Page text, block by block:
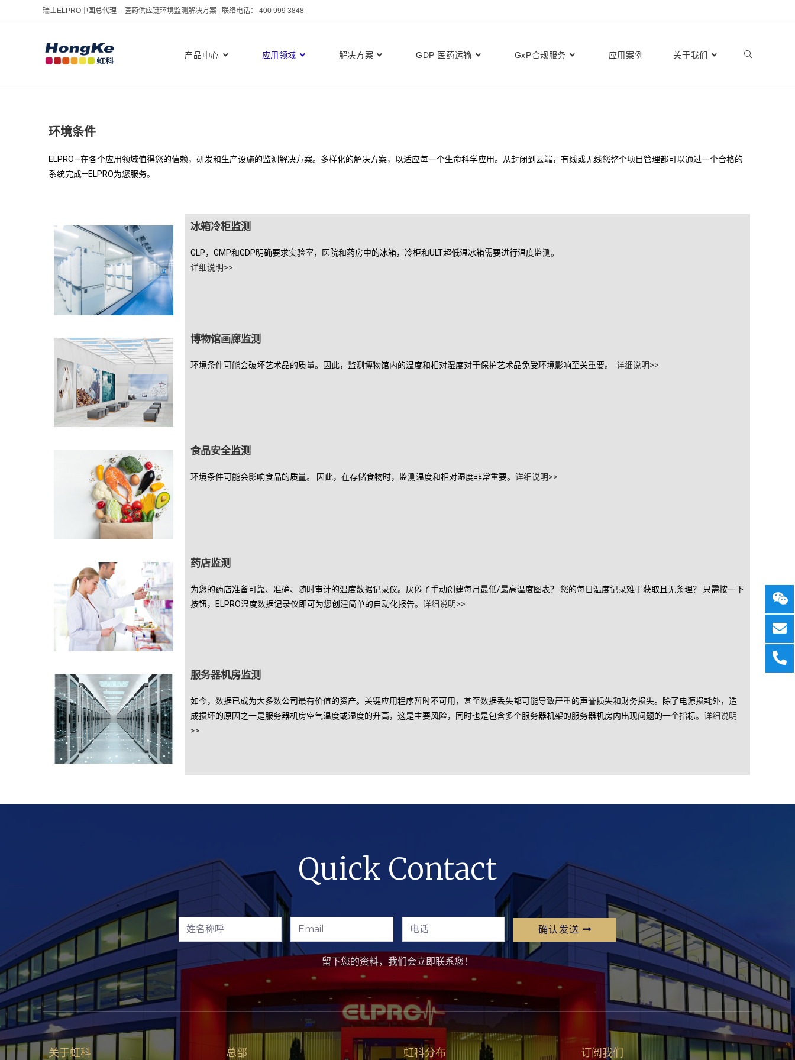
瑞士ELPRO中国总代理 – 医药供应链环境监测解决方案 | 联络电话： 400 999 3848
产品中心 应用领域 解决方案 GDP 医药运输 GxP合规服务 应用案例 关于我们
环境条件
ELPRO—在各个应用领域值得您的信赖，研发和生产设施的监测解决方案。多样化的解决方案，以适应每一个生命科学应用。从封闭到云端，有线或无线您整个项目管理都可以通过一个合格的
系统完成—ELPRO为您服务。
冰箱冷柜监测
GLP，GMP和GDP明确要求实验室，医院和药房中的冰箱，冷柜和ULT超低温冰箱需要进行温度监测。
详细说明>>
博物馆画廊监测
环境条件可能会破坏艺术品的质量。因此，监测博物馆内的温度和相对湿度对于保护艺术品免受环境影响至关重要。 详细说明>>
食品安全监测
环境条件可能会影响食品的质量。 因此，在存储食物时，监测温度和相对湿度非常重要。 详细说明>>
药店监测
为您的药店准备可靠、准确、随时审计的温度数据记录仪。厌倦了手动创建每月最低/最高温度图表？ 您的每日温度记录难于获取且无条理？ 只需按一下
按钮，ELPRO温度数据记录仪即可为您创建简单的自动化报告。 详细说明>>
服务器机房监测
如今，数据已成为大多数公司最有价值的资产。关键应用程序暂时不可用，甚至数据丢失都可能导致严重的声誉损失和财务损失。除了电源损耗外，造
成损坏的原因之一是服务器机房空气温度或湿度的升高，这是主要风险，同时也是包含多个服务器机架的服务器机房内出现问题的一个指标。 详细说明
>>
Quick Contact
确认发送
留下您的资料，我们会立即联系您！
关于虹科 总部 虹科分布 订阅我们